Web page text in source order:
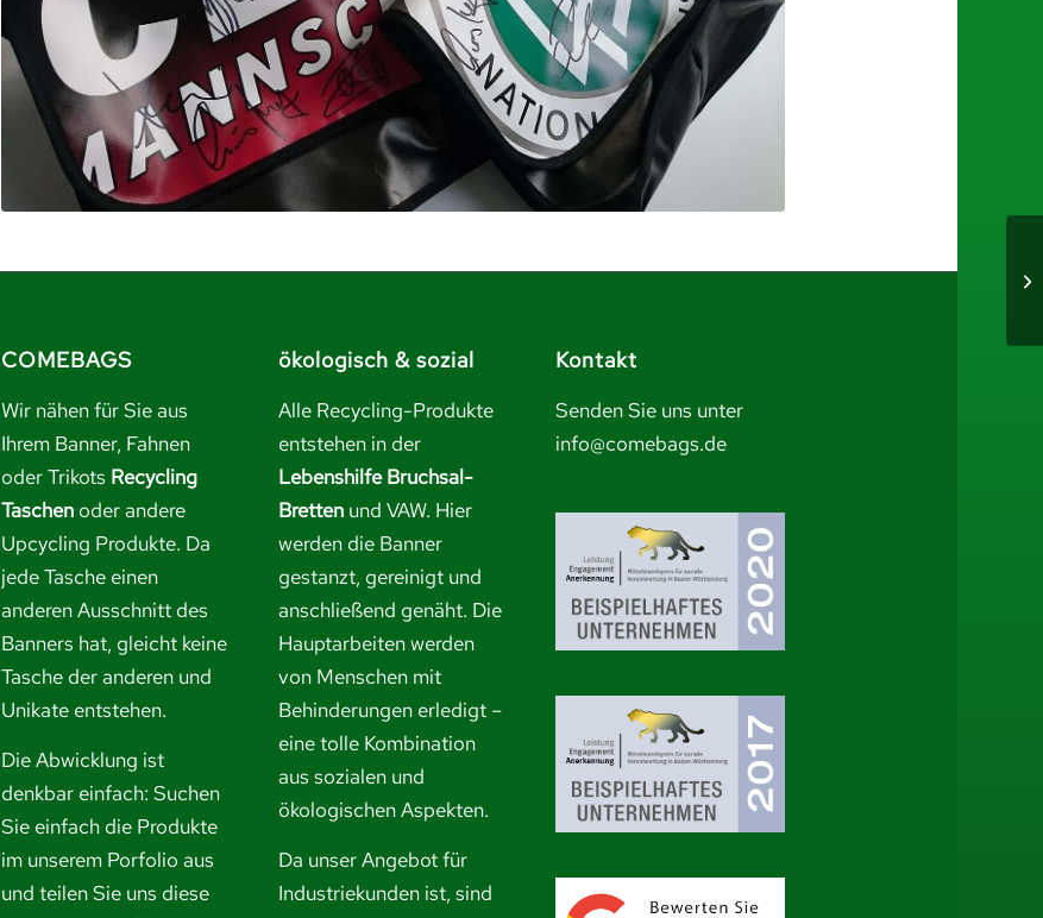
COMEBAGS
Wir nähen für Sie aus
Ihrem Banner, Fahnen
oder Trikots Recycling
Taschenoder andere
Upcycling Produkte. Da
jede Tasche einen
anderen Ausschnitt des
Banners hat, gleicht keine
Tasche der anderen und
Unikate entstehen.
Die Abwicklung ist
denkbar einfach: Suchen
Sie einfach die Produkte
im unserem Porfolio aus
und teilen Sie uns diese
ökologisch & sozial
Alle Recycling-Produkte
entstehen in der
Lebenshilfe Bruchsal-
Bretten und VAW. Hier
werden die Banner
gestanzt, gereinigt und
anschließend genäht. Die
Hauptarbeiten werden
von Menschen mit
Behinderungen erledigt –
eine tolle Kombination
aus sozialen und
ökologischen Aspekten.
Da unser Angebot für
Industriekunden ist, sind
Kontakt
Senden Sie uns unter
info@comebags.de